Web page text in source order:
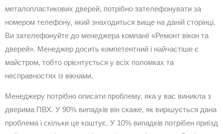
металопластикових дверей, потрібно зателефонувати за
номером телефону, який знаходиться вище на даній сторінці.
Ви зателефонуйте до менеджера компанії «Ремонт вікон та
дверей». Менеджер досить компетентний і найчастіше є
майстром, тобто орієнтується у всіх поломках та
несправностях із вікнами.
Менеджеру потрібно описати проблему, яка у вас виникла з
дверима ПВХ. У 90% випадків він скаже, як вирішується дана
проблема і скільки це коштує. У 10% випадків потрібен приїзд